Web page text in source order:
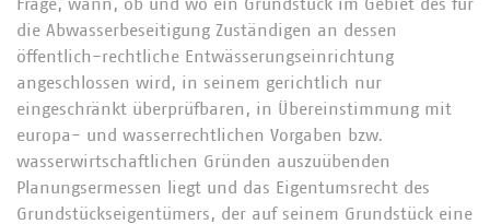
Frage, wann, ob und wo ein Grundstück im Gebiet des für
die Abwasserbeseitigung Zuständigen an dessen
öffentlich-rechtliche Entwässerungseinrichtung
angeschlossen wird, in seinem gerichtlich nur
eingeschränkt überprüfbaren, in Übereinstimmung mit
europa- und wasserrechtlichen Vorgaben bzw.
wasserwirtschaftlichen Gründen auszuübenden
Planungsermessen liegt und das Eigentumsrecht des
Grundstückseigentümers, der auf seinem Grundstück eine